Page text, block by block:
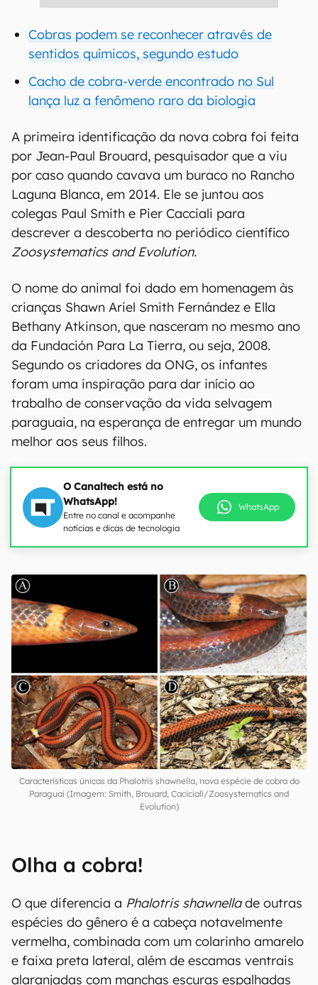
Cobras podem se reconhecer através de
sentidos químicos, segundo estudo
Cacho de cobra-verde encontrado no Sul
lança luz a fenômeno raro da biologia
A primeira identificação da nova cobra foi feita
por Jean-Paul Brouard, pesquisador que a viu
por caso quando cavava um buraco no Rancho
Laguna Blanca, em 2014. Ele se juntou aos
colegas Paul Smith e Pier Cacciali para
descrever a descoberta no periódico científico
Zoosystematics and Evolution.
O nome do animal foi dado em homenagem às
crianças Shawn Ariel Smith Fernández e Ella
Bethany Atkinson, que nasceram no mesmo ano
da Fundación Para La Tierra, ou seja, 2008.
Segundo os criadores da ONG, os infantes
foram uma inspiração para dar início ao
trabalho de conservação da vida selvagem
paraguaia, na esperança de entregar um mundo
melhor aos seus filhos.
O Canaltech está no
WhatsApp!
Entre no canal e acompanhe
notícias e dicas de tecnologia
WhatsApp
Características únicas da Phalotris shawnella, nova espécie de cobra do
Paraguai (Imagem: Smith, Brouard, Caciciali/Zoosystematics and
Evolution)
Olha a cobra!
O que diferencia a Phalotris shawnellade outras
espécies do gênero é a cabeça notavelmente
vermelha, combinada com um colarinho amarelo
e faixa preta lateral, além de escamas ventrais
alaranjadas com manchas escuras espalhadas